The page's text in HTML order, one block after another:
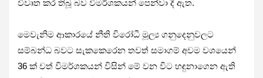
විවෘත කර තිබූ බව විමර්ශකයන් පෙන්වා දී ඇත.
මෙවැනිම ආකාරයේ නීති විරෝධී මූල්‍ය ගනුදෙනුවලට
සම්බන්ධ බවට සැකකෙරෙන තවත් සමාගම් අවම වශයෙන්
36 ක් වත් විමර්ශකයන් විසින් මේ වන විට හඳුනාගෙන ඇති